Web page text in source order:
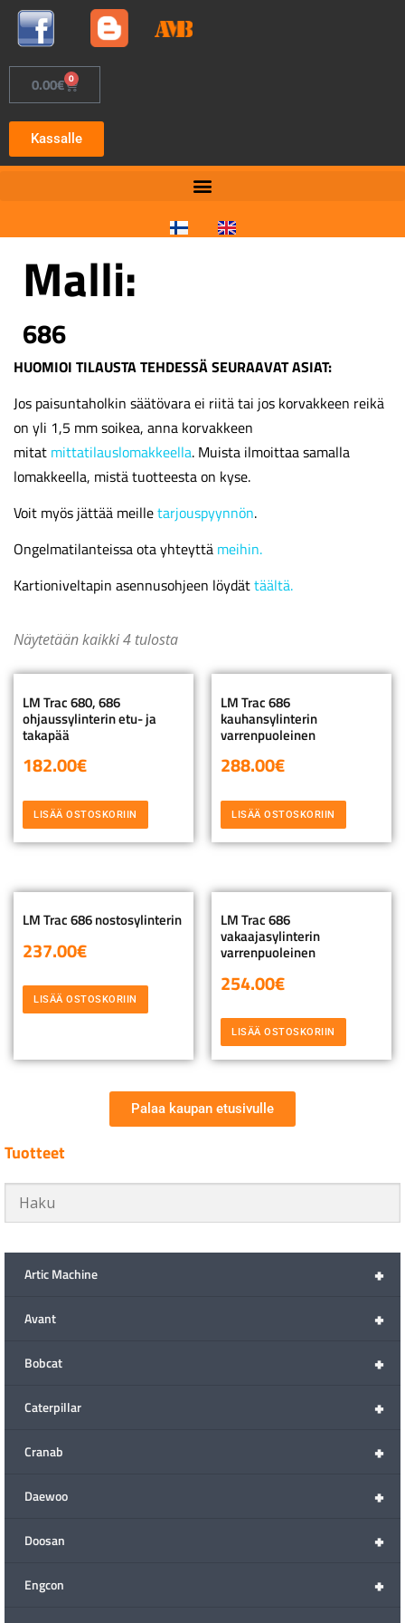
0.00€ 0
Kassalle
Malli:
686
HUOMIOI TILAUSTA TEHDESSÄ SEURAAVAT ASIAT:
Jos paisuntaholkin säätövara ei riitä tai jos korvakkeen reikä
on yli 1,5 mm soikea, anna korvakkeen
mitat mittatilauslomakkeella. Muista ilmoittaa samalla
lomakkeella, mistä tuotteesta on kyse.
Voit myös jättää meilletarjouspyynnön.
Ongelmatilanteissa ota yhteyttä meihin.
Kartioniveltapin asennusohjeen löydättäältä.
Näytetään kaikki 4 tulosta
LM Trac 680, 686
ohjaussylinterin etu- ja
takapää
182.00€
LISÄÄ OSTOSKORIIN
LM Trac 686
kauhansylinterin
varrenpuoleinen
288.00€
LISÄÄ OSTOSKORIIN
LM Trac 686 nostosylinterin
237.00€
LISÄÄ OSTOSKORIIN
LM Trac 686
vakaajasylinterin
varrenpuoleinen
254.00€
LISÄÄ OSTOSKORIIN
Palaa kaupan etusivulle
Tuotteet
+
Artic Machine
+
Avant
+
Bobcat
+
Caterpillar
+
Cranab
+
Daewoo
+
Doosan
+
Engcon